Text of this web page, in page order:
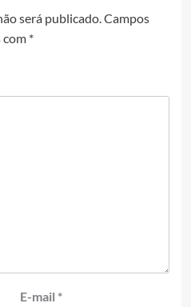
será publicado. Campos
com *
E-mail *